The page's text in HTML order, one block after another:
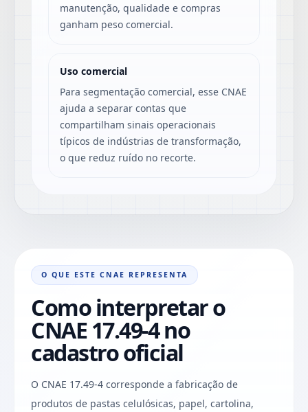
manutenção, qualidade e compras
ganham peso comercial.
Uso comercial
Para segmentação comercial, esse CNAE
ajuda a separar contas que
compartilham sinais operacionais
típicos de indústrias de transformação,
o que reduz ruído no recorte.
O QUE ESTE CNAE REPRESENTA
Como interpretar o
CNAE 17.49-4 no
cadastro oficial
O CNAE 17.49-4 corresponde a fabricação de
produtos de pastas celulósicas, papel, cartolina,